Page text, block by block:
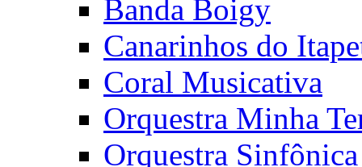
Banda Boigy
Canarinhos do
Coral Musicativa
Orquestra Minha
Orquestra